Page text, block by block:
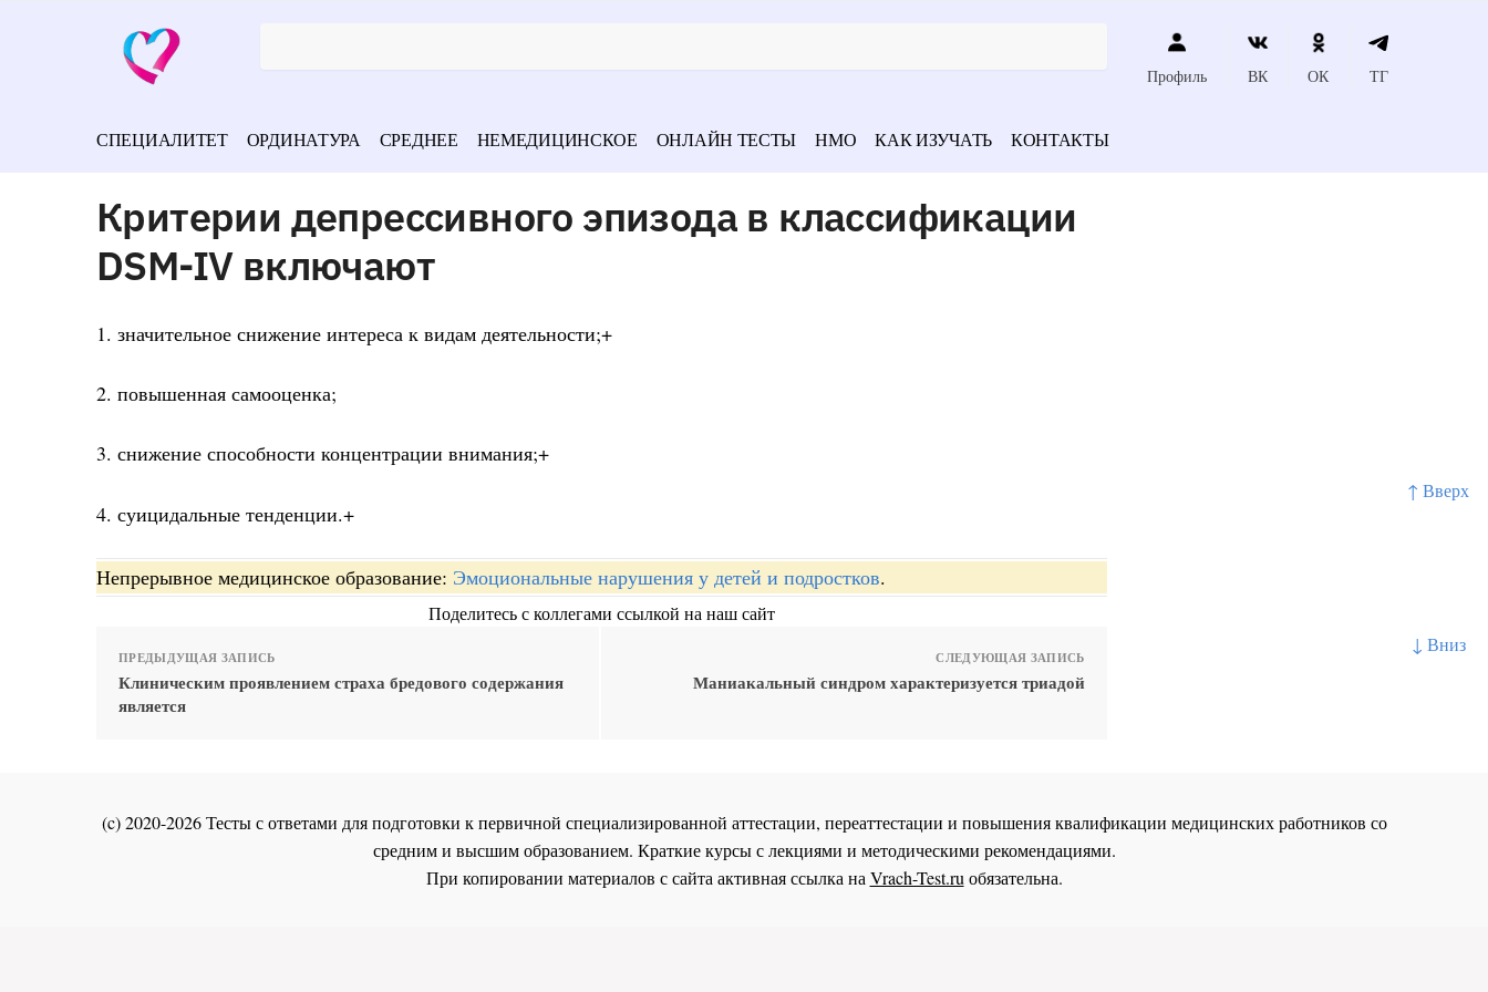
↑ Вверх
↓ Вниз
Профиль ВК ОК ТГ
СПЕЦИАЛИТЕТ ОРДИНАТУРА СРЕДНЕЕ НЕМЕДИЦИНСКОЕ ОНЛАЙН ТЕСТЫ НМО КАК ИЗУЧАТЬ КОНТАКТЫ
Критерии депрессивного эпизода в классификации
DSM-IV включают
1. значительное снижение интереса к видам деятельности;+
2. повышенная самооценка;
3. снижение способности концентрации внимания;+
4. суицидальные тенденции.+
Непрерывное медицинское образование: Эмоциональные нарушения у детей и подростков.
Поделитесь с коллегами ссылкой на наш сайт
ПРЕДЫДУЩАЯ ЗАПИСЬ
Клиническим проявлением страха бредового содержания
является
СЛЕДУЮЩАЯ ЗАПИСЬ
Маниакальный синдром характеризуется триадой
(c) 2020-2026 Тесты с ответами для подготовки к первичной специализированной аттестации, переаттестации и повышения квалификации медицинских работников со
средним и высшим образованием. Краткие курсы с лекциями и методическими рекомендациями.
При копировании материалов с сайта активная ссылка наVrach-Test.ruобязательна.